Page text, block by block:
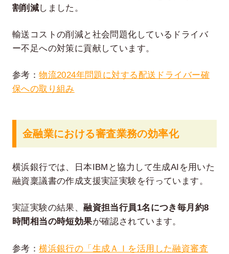
割削減しました。
輸送コストの削減と社会問題化しているドライバ
ー不足への対策に貢献しています。
参考：物流2024年問題に対する配送ドライバー確
保への取り組み
金融業における審査業務の効率化
横浜銀行では、日本IBMと協力して生成AIを用いた
融資稟議書の作成支援実証実験を行っています。
実証実験の結果、融資担当行員1名につき毎月約8
時間相当の時短効果が確認されています。
参考：横浜銀行の「生成ＡＩを活用した融資審査